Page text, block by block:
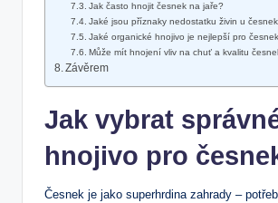
Jak často hnojit česnek na jaře?
Jaké jsou příznaky nedostatku živin u
Jaké organické hnojivo je nejlepší pro
Může mít hnojení vliv na chuť a kvalitu
Závěrem
Jak vybrat
hnojivo pro
Česnek je jako superhrdina zahrady –